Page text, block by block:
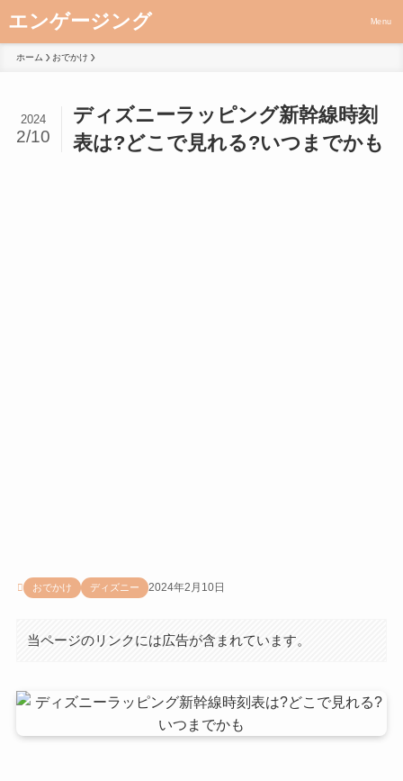
エンゲージング Menu
ホーム おでかけ
ディズニーラッピング新幹線時刻
表は?どこで見れる?いつまでかも
2024
2/10
おでかけ ディズニー 2024年2月10日
当ページのリンクには広告が含まれています。